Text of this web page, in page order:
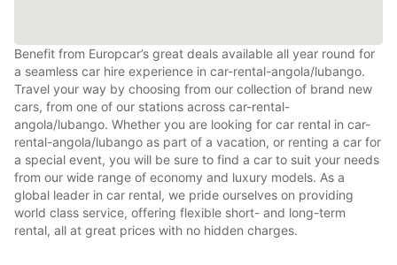
Benefit from Europcar’s great deals available all year round for
a seamless car hire experience in car-rental-angola/lubango.
Travel your way by choosing from our collection of brand new
cars, from one of our stations across car-rental-
angola/lubango. Whether you are looking for car rental in car-
rental-angola/lubango as part of a vacation, or renting a car for
a special event, you will be sure to find a car to suit your needs
from our wide range of economy and luxury models. As a
global leader in car rental, we pride ourselves on providing
world class service, offering flexible short- and long-term
rental, all at great prices with no hidden charges.